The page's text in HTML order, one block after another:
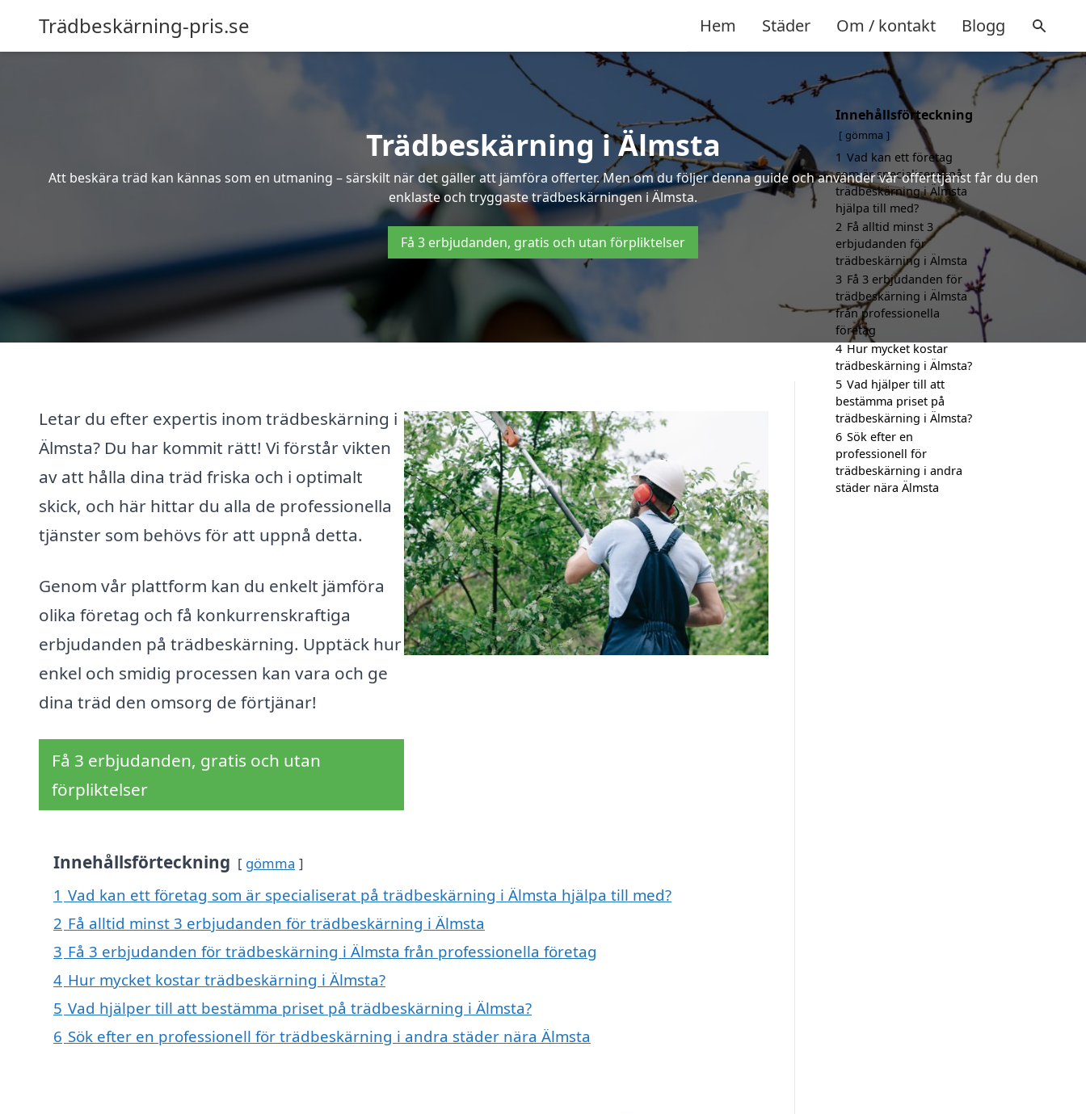
Trädbeskärning-pris.se Hem Städer Om / kontakt Blogg
Trädbeskärning i Älmsta
Att beskära träd kan kännas som en utmaning – särskilt när det gäller att jämföra offerter. Men om du följer denna guide och använder vår offerttjänst får du den
enklaste och tryggaste trädbeskärningen i Älmsta.
Få 3 erbjudanden, gratis och utan förpliktelser
Letar du efter expertis inom trädbeskärning i
Älmsta? Du har kommit rätt! Vi förstår vikten
av att hålla dina träd friska och i optimalt
skick, och här hittar du alla de professionella
tjänster som behövs för att uppnå detta.
Genom vår plattform kan du enkelt jämföra
olika företag och få konkurrenskraftiga
erbjudanden på trädbeskärning. Upptäck hur
enkel och smidig processen kan vara och ge
dina träd den omsorg de förtjänar!
Få 3 erbjudanden, gratis och utan
förpliktelser
Innehållsförteckning gömma
1 Vad kan ett företag som är specialiserat på trädbeskärning i Älmsta hjälpa till med?
2 Få alltid minst 3 erbjudanden för trädbeskärning i Älmsta
3 Få 3 erbjudanden för trädbeskärning i Älmsta från professionella företag
4 Hur mycket kostar trädbeskärning i Älmsta?
5 Vad hjälper till att bestämma priset på trädbeskärning i Älmsta?
6 Sök efter en professionell för trädbeskärning i andra städer nära Älmsta
Innehållsförteckning
gömma
1 Vad kan ett företag
som är specialiserat på
trädbeskärning i Älmsta
hjälpa till med?
2 Få alltid minst 3
erbjudanden för
trädbeskärning i Älmsta
3 Få 3 erbjudanden för
trädbeskärning i Älmsta
från professionella
företag
4 Hur mycket kostar
trädbeskärning i Älmsta?
5 Vad hjälper till att
bestämma priset på
trädbeskärning i Älmsta?
6 Sök efter en
professionell för
trädbeskärning i andra
städer nära Älmsta